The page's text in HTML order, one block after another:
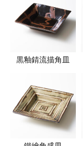
黒釉錆流描角皿